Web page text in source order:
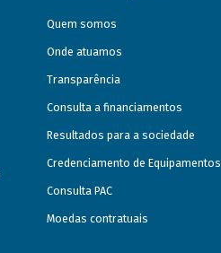
Quem somos
Onde atuamos
Transparência
Consulta a financiamentos
Resultados para a sociedade
Credenciamento de Equipamentos
Consulta PAC
Moedas contratuais